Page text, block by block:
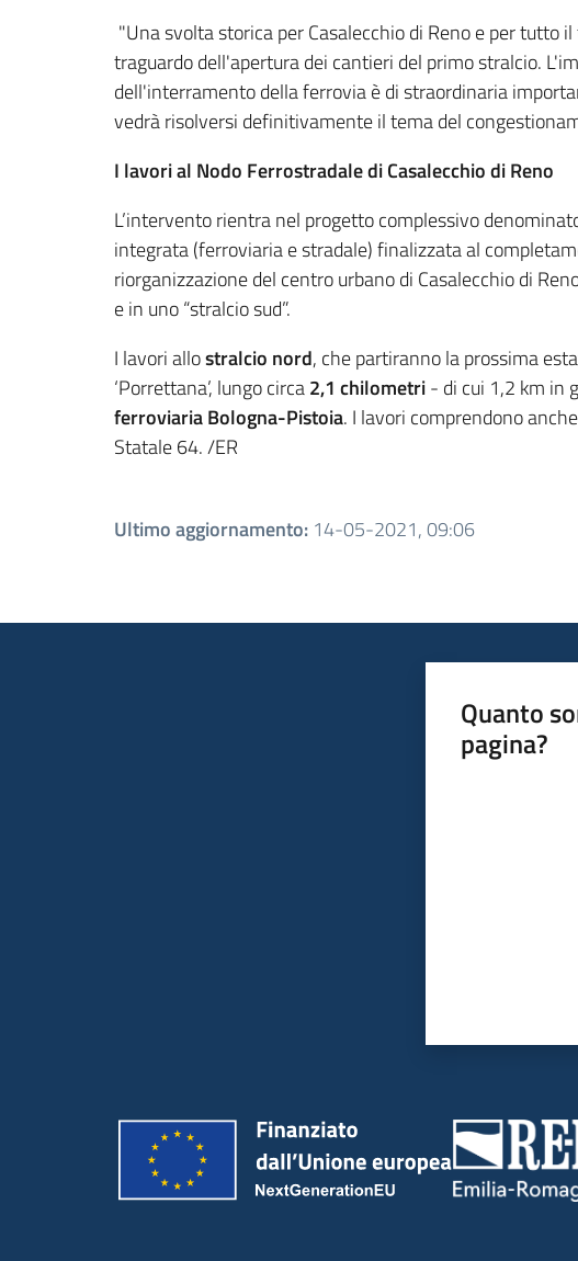
"Una svolta storica per Casalecchio di Reno e per tutto
traguardo dell'apertura dei cantieri del primo stralcio.
dell'interramento della ferrovia è di straordinaria
vedrà risolversi definitivamente il tema del
I lavori al Nodo Ferrostradale di Casalecchio di Reno
L’intervento rientra nel progetto complessivo
integrata (ferroviaria e stradale) finalizzata al
riorganizzazione del centro urbano di Casalecchio di
e in uno “stralcio sud”.
I lavori allostralcio nord, che partiranno la prossima
‘Porrettana’, lungo circa2,1 chilometri- di cui 1,2 km in
ferroviaria Bologna-Pistoia. I lavori comprendono
Statale 64. /ER
Ultimo aggiornamento: 14-05-2021, 09:06
Quanto
pagina?